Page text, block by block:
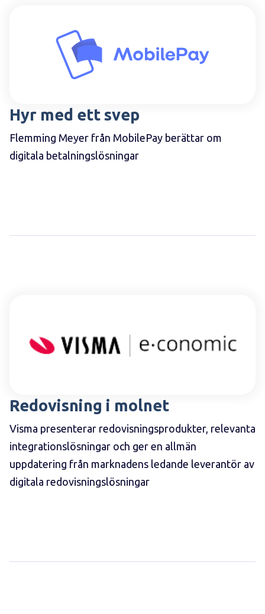
Hyr med ett svep
Flemming Meyer från MobilePay berättar om
digitala betalningslösningar
Redovisning i molnet
Visma presenterar redovisningsprodukter, relevanta
integrationslösningar och ger en allmän
uppdatering från marknadens ledande leverantör av
digitala redovisningslösningar